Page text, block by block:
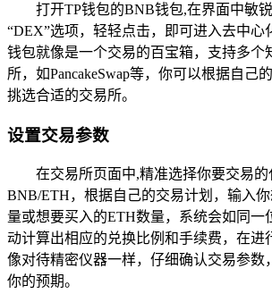
打开TP钱包的BNB钱包,在界面中敏
“DEX”选项，轻轻点击，即可进入去中心
钱包就像是一个交易的百宝箱，支持多个
所，如PancakeSwap等，你可以根据自己
挑选合适的交易所。
设置交易参数
在交易所页面中,精准选择你要交易的
BNB/ETH，根据自己的交易计划，输入
量或想要买入的ETH数量，系统会如同一
动计算出相应的兑换比例和手续费，在进
像对待精密仪器一样，仔细确认交易参数
你的预期。